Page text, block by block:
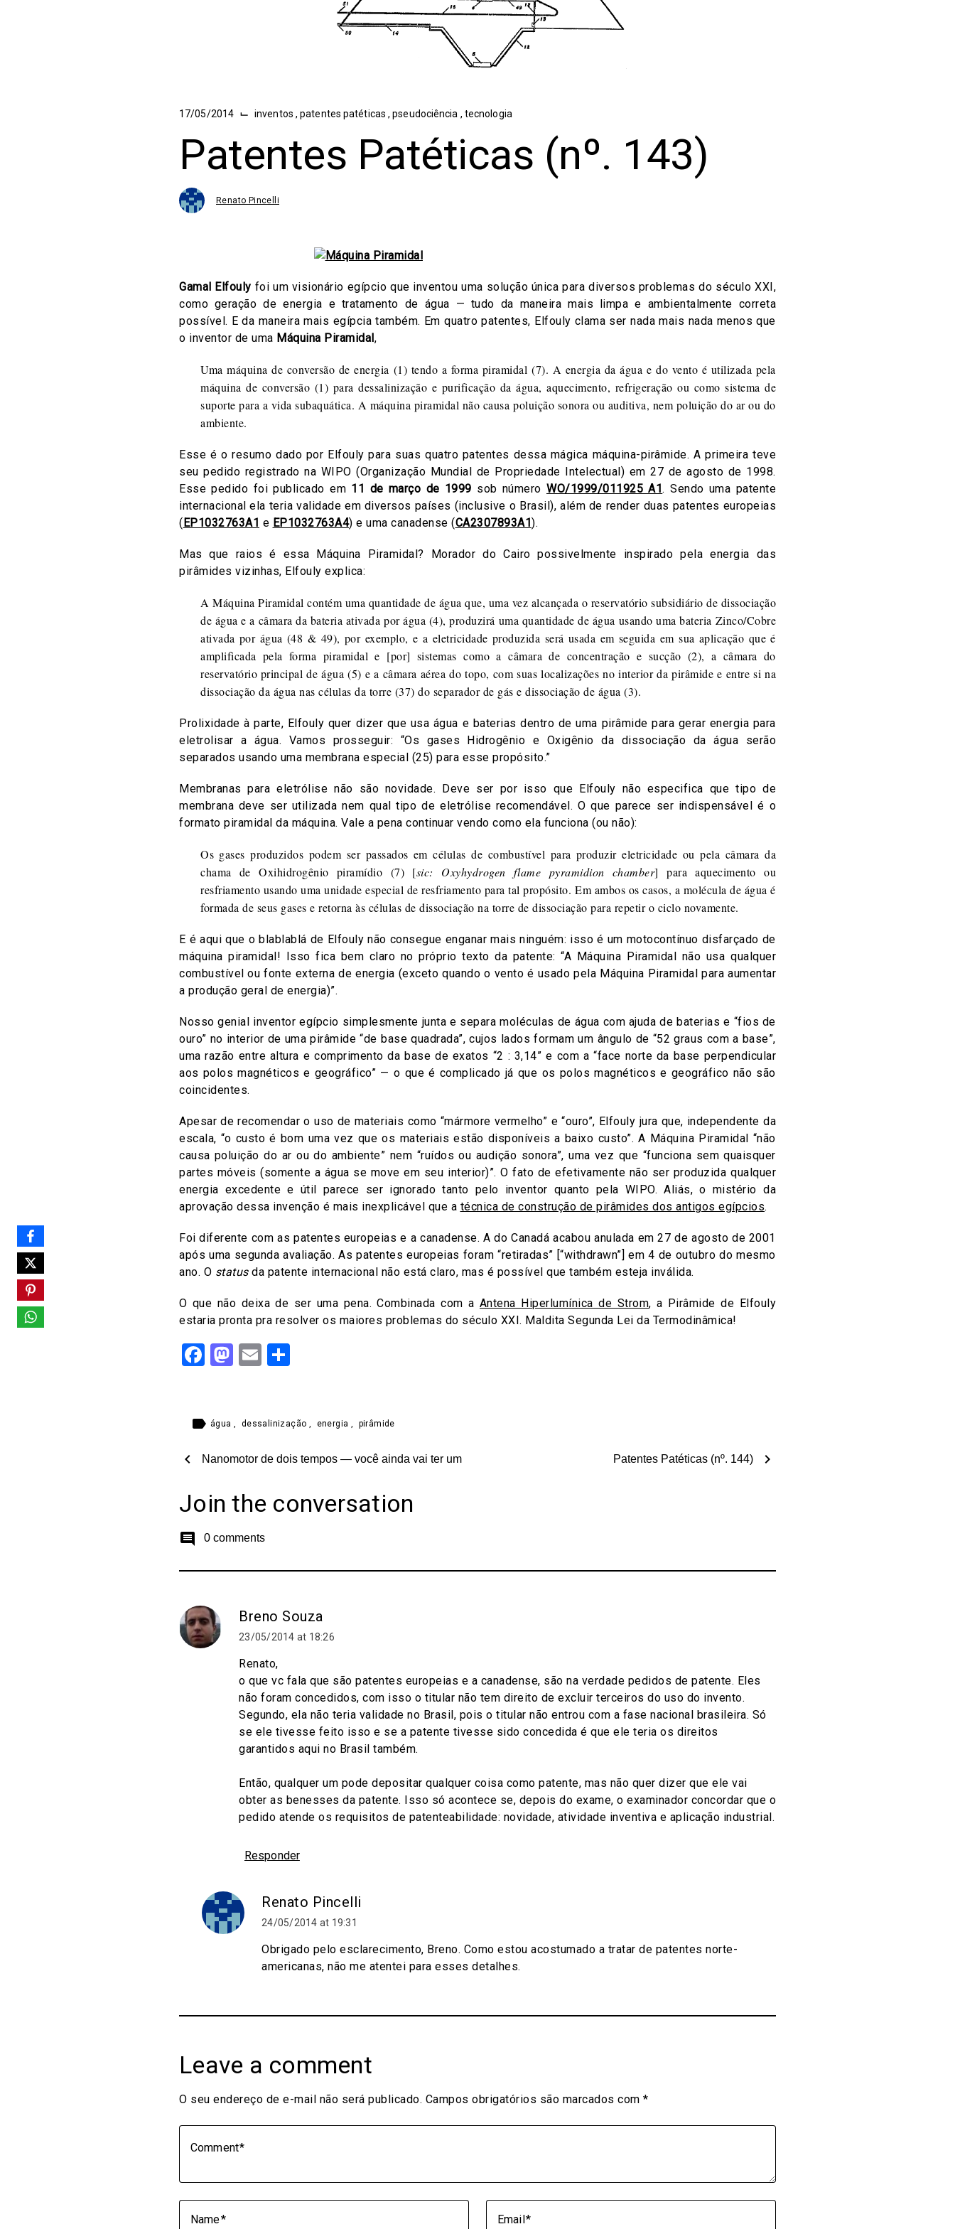
17/05/2014 ⌙ inventos ,patentes patéticas,pseudociência , tecnologia
Patentes Patéticas (nº. 143)
Renato Pincelli
Gamal Elfouly foi um visionário egípcio que inventou uma solução única para diversos problemas do século XXI,
como geração de energia e tratamento de água — tudo da maneira mais limpa e ambientalmente correta
possível. E da maneira mais egípcia também. Em quatro patentes, Elfouly clama ser nada mais nada menos que
o inventor de uma Máquina Piramidal,
Uma máquina de conversão de energia (1) tendo a forma piramidal (7). A energia da água e do vento é utilizada pela
máquina de conversão (1) para dessalinização e purificação da água, aquecimento, refrigeração ou como sistema de
suporte para a vida subaquática. A máquina piramidal não causa poluição sonora ou auditiva, nem poluição do ar ou do
ambiente.
Esse é o resumo dado por Elfouly para suas quatro patentes dessa mágica máquina-pirâmide. A primeira teve
seu pedido registrado na WIPO (Organização Mundial de Propriedade Intelectual) em 27 de agosto de 1998.
Esse pedido foi publicado em 11 de março de 1999 sob número WO/1999/011925 A1. Sendo uma patente
internacional ela teria validade em diversos países (inclusive o Brasil), além de render duas patentes europeias
(EP1032763A1 e EP1032763A4) e uma canadense (CA2307893A1).
Mas que raios é essa Máquina Piramidal? Morador do Cairo possivelmente inspirado pela energia das
pirâmides vizinhas, Elfouly explica:
A Máquina Piramidal contém uma quantidade de água que, uma vez alcançada o reservatório subsidiário de dissociação
de água e a câmara da bateria ativada por água (4), produzirá uma quantidade de água usando uma bateria Zinco/Cobre
ativada por água (48 & 49), por exemplo, e a eletricidade produzida será usada em seguida em sua aplicação que é
amplificada pela forma piramidal e [por] sistemas como a câmara de concentração e sucção (2), a câmara do
reservatório principal de água (5) e a câmara aérea do topo, com suas localizações no interior da pirâmide e entre si na
dissociação da água nas células da torre (37) do separador de gás e dissociação de água (3).
Prolixidade à parte, Elfouly quer dizer que usa água e baterias dentro de uma pirâmide para gerar energia para
eletrolisar a água. Vamos prosseguir: “Os gases Hidrogênio e Oxigênio da dissociação da água serão
separados usando uma membrana especial (25) para esse propósito.”
Membranas para eletrólise não são novidade. Deve ser por isso que Elfouly não especifica que tipo de
membrana deve ser utilizada nem qual tipo de eletrólise recomendável. O que parece ser indispensável é o
formato piramidal da máquina. Vale a pena continuar vendo como ela funciona (ou não):
Os gases produzidos podem ser passados em células de combustível para produzir eletricidade ou pela câmara da
chama de Oxihidrogênio piramídio (7) [sic: Oxyhydrogen flame pyramidion chamber] para aquecimento ou
resfriamento usando uma unidade especial de resfriamento para tal propósito. Em ambos os casos, a molécula de água é
formada de seus gases e retorna às células de dissociação na torre de dissociação para repetir o ciclo novamente.
E é aqui que o blablablá de Elfouly não consegue enganar mais ninguém: isso é um motocontínuo disfarçado de
máquina piramidal! Isso fica bem claro no próprio texto da patente: “A Máquina Piramidal não usa qualquer
combustível ou fonte externa de energia (exceto quando o vento é usado pela Máquina Piramidal para aumentar
a produção geral de energia)”.
Nosso genial inventor egípcio simplesmente junta e separa moléculas de água com ajuda de baterias e “fios de
ouro” no interior de uma pirâmide “de base quadrada”, cujos lados formam um ângulo de “52 graus com a base”,
uma razão entre altura e comprimento da base de exatos “2 : 3,14” e com a “face norte da base perpendicular
aos polos magnéticos e geográfico” — o que é complicado já que os polos magnéticos e geográfico não são
coincidentes.
Apesar de recomendar o uso de materiais como “mármore vermelho” e “ouro”, Elfouly jura que, independente da
escala, “o custo é bom uma vez que os materiais estão disponíveis a baixo custo”. A Máquina Piramidal “não
causa poluição do ar ou do ambiente” nem “ruídos ou audição sonora”, uma vez que “funciona sem quaisquer
partes móveis (somente a água se move em seu interior)”. O fato de efetivamente não ser produzida qualquer
energia excedente e útil parece ser ignorado tanto pelo inventor quanto pela WIPO. Aliás, o mistério da
aprovação dessa invenção é mais inexplicável que a técnica de construção de pirâmides dos antigos egípcios.
Foi diferente com as patentes europeias e a canadense. A do Canadá acabou anulada em 27 de agosto de 2001
após uma segunda avaliação. As patentes europeias foram “retiradas” [“withdrawn”] em 4 de outubro do mesmo
ano. O statusda patente internacional não está claro, mas é possível que também esteja inválida.
O que não deixa de ser uma pena. Combinada com a Antena Hiperlumínica de Strom, a Pirâmide de Elfouly
estaria pronta pra resolver os maiores problemas do século XXI. Maldita Segunda Lei da Termodinâmica!
Facebook
Mastodon
Email
label água , dessalinização , energia , pirâmide
chevron_left Nanomotor de dois tempos — você ainda vai ter um Patentes Patéticas (nº. 144) chevron_right
Join the conversation
comment 0 comments
Breno Souza
23/05/2014 at 18:26
Renato,
o que vc fala que são patentes europeias e a canadense, são na verdade pedidos de patente. Eles
não foram concedidos, com isso o titular não tem direito de excluir terceiros do uso do invento.
Segundo, ela não teria validade no Brasil, pois o titular não entrou com a fase nacional brasileira. Só
se ele tivesse feito isso e se a patente tivesse sido concedida é que ele teria os direitos
garantidos aqui no Brasil também.
Então, qualquer um pode depositar qualquer coisa como patente, mas não quer dizer que ele vai
obter as benesses da patente. Isso só acontece se, depois do exame, o examinador concordar que o
pedido atende os requisitos de patenteabilidade: novidade, atividade inventiva e aplicação industrial.
Responder
Renato Pincelli
24/05/2014 at 19:31
Obrigado pelo esclarecimento, Breno. Como estou acostumado a tratar de patentes norte-
americanas, não me atentei para esses detalhes.
Leave a comment
O seu endereço de e-mail não será publicado. Campos obrigatórios são marcados com *
Comment
Name Email